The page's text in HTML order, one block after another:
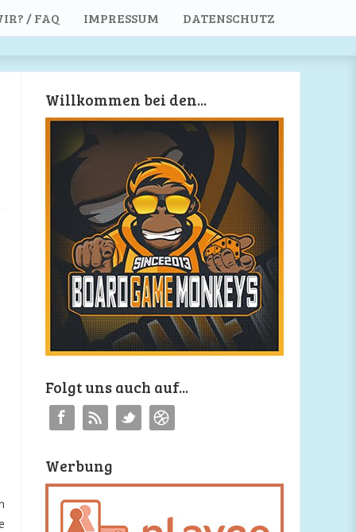
/ FAQ IMPRESSUM DATENSCHUTZ
Willkommen bei den...
Folgt uns auch auf...
Werbung